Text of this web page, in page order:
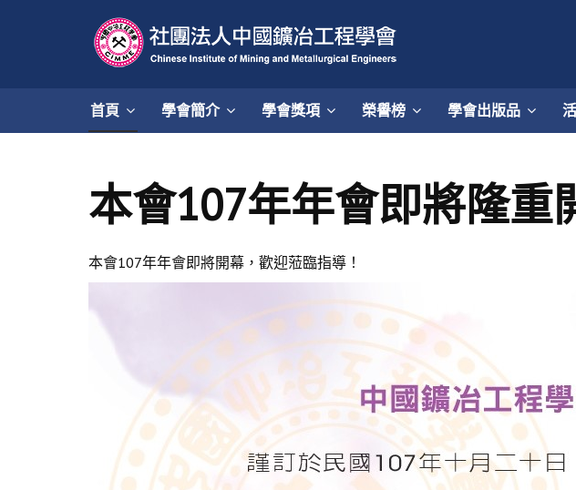
首頁 學會簡介 學會獎項 榮譽榜 學會出版品
本會107年年會即將隆重
本會107年年會即將開幕，歡迎蒞臨指導！